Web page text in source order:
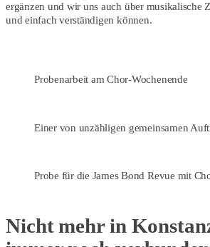
ergänzen und wir uns auch über musikalische
und einfach verständigen können.
Probenarbeit am Chor-Wochenende
Einer von unzähligen gemeinsamen
Probe für die James Bond Revue mit
Nicht mehr in